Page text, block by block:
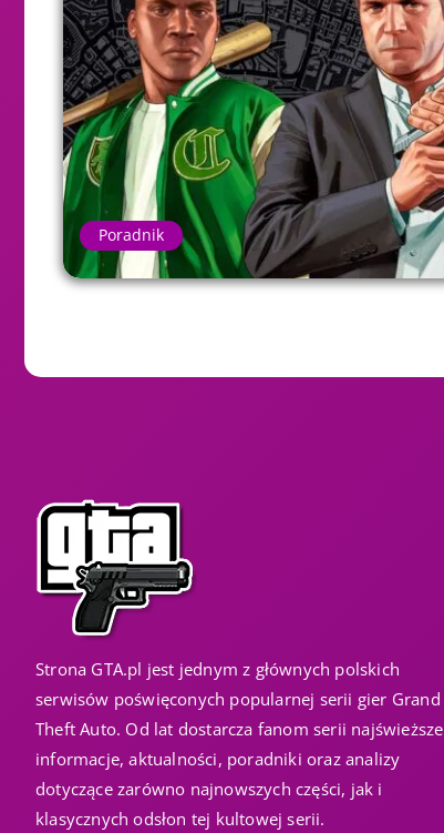
Poradnik
Strona GTA.pl jest jednym z głównych polskich
serwisów poświęconych popularnej serii gier Grand
Theft Auto. Od lat dostarcza fanom serii najświeższe
informacje, aktualności, poradniki oraz analizy
dotyczące zarówno najnowszych części, jak i
klasycznych odsłon tej kultowej serii.